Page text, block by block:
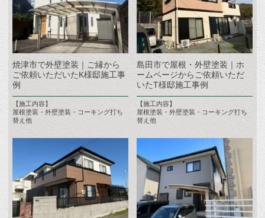
焼津市で外壁塗装｜ご縁から
ご依頼いただいたK様邸施工事
例
【施工内容】
屋根塗装・外壁塗装・コーキング打ち
替え他
島田市で屋根・外壁塗装｜ホ
ームページからご依頼いただ
いたT様邸施工事例
【施工内容】
屋根塗装・外壁塗装・コーキング打ち
替え他